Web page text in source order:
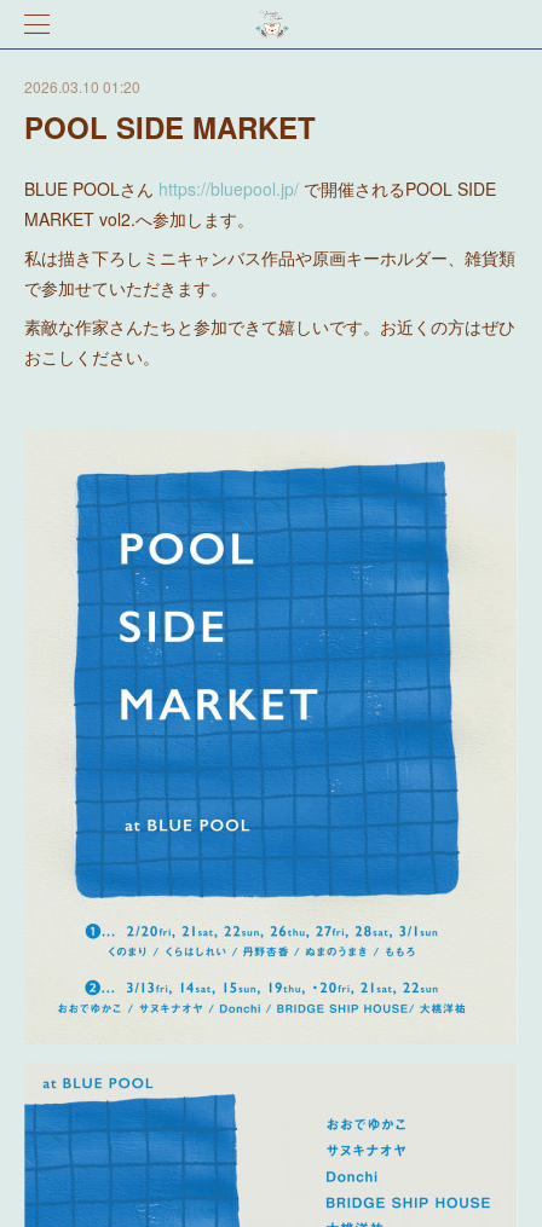
2026.03.10 01:20
POOL SIDE MARKET
BLUE POOLさん https://bluepool.jp/ で開催されるPOOL SIDE
MARKET vol2.へ参加します。
私は描き下ろしミニキャンバス作品や原画キーホルダー、雑貨類
で参加せていただきます。
素敵な作家さんたちと参加できて嬉しいです。お近くの方はぜひ
おこしください。